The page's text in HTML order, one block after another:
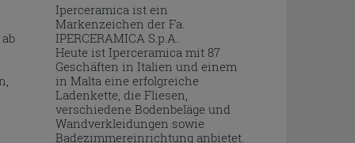
Iperceramica ist ein
Markenzeichen der Fa.
IPERCERAMICA S.p.A..
Heute ist Iperceramica mit 87
Geschäften in Italien und einem
in Malta eine erfolgreiche
Ladenkette, die Fliesen,
verschiedene Bodenbeläge und
Wandverkleidungen sowie
Badezimmereinrichtung anbietet.